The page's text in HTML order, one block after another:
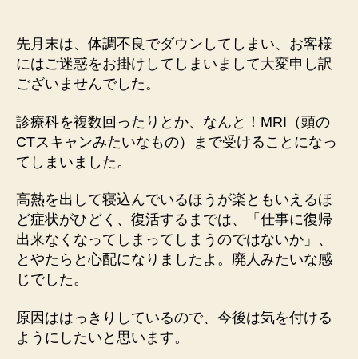
良
で
ダ
ウ
し
て
い
し
た
へ
先月末は、体調不良でダウンしてしまい、お客様
にはご迷惑をお掛けしてしまいまして大変申し訳
ございませんでした。
診療科を複数回ったりとか、なんと！MRI（頭の
CTスキャンみたいなもの）まで受けることになっ
てしまいました。
高熱を出して寝込んでいるほうが楽ともいえるほ
ど症状がひどく、復活するまでは、「仕事に復帰
出来なくなってしまってしまうのではないか」、
とやたらと心配になりましたよ。廃人みたいな感
じでした。
原因ははっきりしているので、今後は気を付ける
ようにしたいと思います。